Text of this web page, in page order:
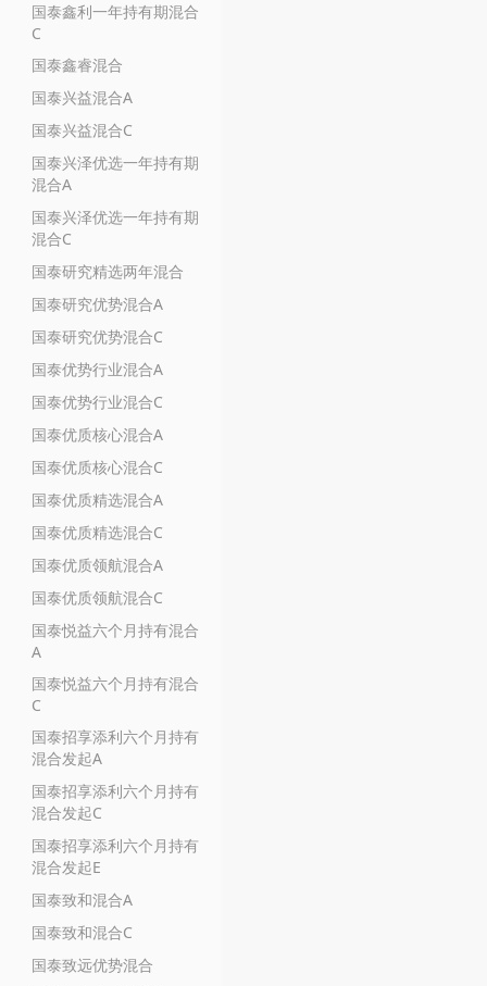
国泰鑫利一年持有期混合
C
国泰鑫睿混合
国泰兴益混合A
国泰兴益混合C
国泰兴泽优选一年持有期
混合A
国泰兴泽优选一年持有期
混合C
国泰研究精选两年混合
国泰研究优势混合A
国泰研究优势混合C
国泰优势行业混合A
国泰优势行业混合C
国泰优质核心混合A
国泰优质核心混合C
国泰优质精选混合A
国泰优质精选混合C
国泰优质领航混合A
国泰优质领航混合C
国泰悦益六个月持有混合
A
国泰悦益六个月持有混合
C
国泰招享添利六个月持有
混合发起A
国泰招享添利六个月持有
混合发起C
国泰招享添利六个月持有
混合发起E
国泰致和混合A
国泰致和混合C
国泰致远优势混合